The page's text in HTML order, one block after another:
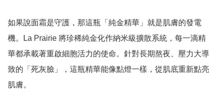
如果說面霜是守護，那這瓶「純金精華」就是肌膚的發電
機。La Prairie 將珍稀純金化作納米級擴散系統，每一滴精
華都承載著重啟細胞活力的使命。針對長期熬夜、壓力大導
致的「死灰臉」，這瓶精華能像點燈一樣，從肌底重新點亮
肌膚。